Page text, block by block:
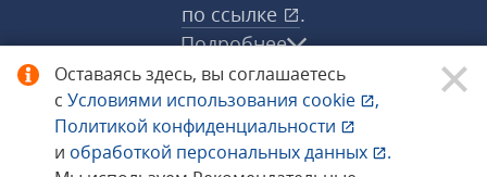
Оставаясь здесь, вы соглашаетесь
с Условиями использования cookie
,
Политикой конфиденциальности
и обработкой персональных данных
.
по ссылке
.
Подробнее
© 1998−2026 «1С‑Рарус» ®. Все права
защищены.